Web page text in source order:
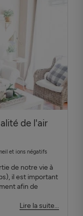
de l'air
et ions négatifs
de notre vie à
il est important
afin de
Lire la suite...